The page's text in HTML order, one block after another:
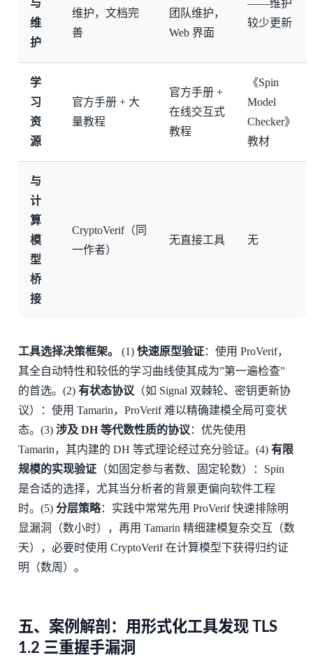
与
维
护
维护，文档完
善
团队维护，
Web 界面
——维护
较少更新
学
习
资
源
官方手册 + 大
量教程
官方手册 +
在线交互式
教程
《Spin
Model
Checker》
教材
与
计
算
模
型
桥
接
CryptoVerif（同
一作者）
无直接工具 无
工具选择决策框架。 (1) 快速原型验证：使用 ProVerif，
其全自动特性和较低的学习曲线使其成为”第一遍检查”
的首选。(2) 有状态协议 （如 Signal 双棘轮、密钥更新协
议）：使用 Tamarin，ProVerif 难以精确建模全局可变状
态。(3) 涉及 DH 等代数性质的协议 ：优先使用
Tamarin，其内建的 DH 等式理论经过充分验证。(4) 有限
规模的实现验证（如固定参与者数、固定轮数）：Spin
是合适的选择，尤其当分析者的背景更偏向软件工程
时。(5) 分层策略：实践中常常先用 ProVerif 快速排除明
显漏洞（数小时），再用 Tamarin 精细建模复杂交互（数
天），必要时使用 CryptoVerif 在计算模型下获得归约证
明（数周）。
五、案例解剖：用形式化工具发现 TLS
1.2 三重握手漏洞